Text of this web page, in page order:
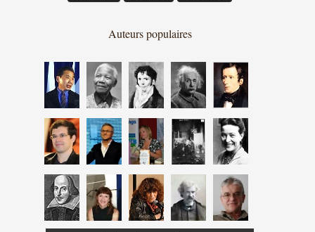
Auteurs populaires